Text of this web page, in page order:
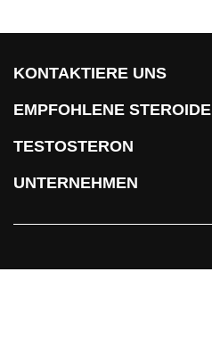
KONTAKTIERE UNS
EMPFOHLENE STEROIDE
TESTOSTERON
UNTERNEHMEN